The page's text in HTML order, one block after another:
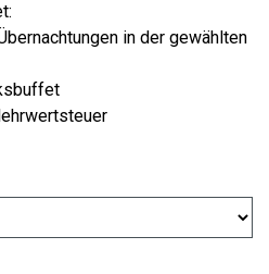
in der gewählten